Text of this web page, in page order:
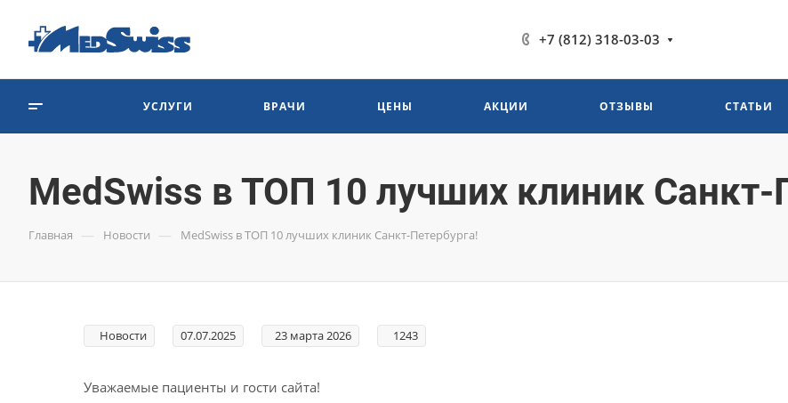
+7 (812) 318-03-03
УСЛУГИ ВРАЧИ ЦЕНЫ АКЦИИ ОТЗЫВЫ СТАТЬИ
MedSwiss в ТОП 10 лучших клиник Санкт-
Главная — Новости — MedSwiss в ТОП 10 лучших клиник Санкт-Петербурга!
Новости 07.07.2025 23 марта 2026 1243
Уважаемые пациенты и гости сайта!